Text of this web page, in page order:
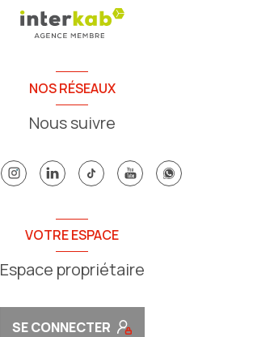
NOS RÉSEAUX
Nous suivre
VOTRE ESPACE
Espace propriétaire
SE CONNECTER